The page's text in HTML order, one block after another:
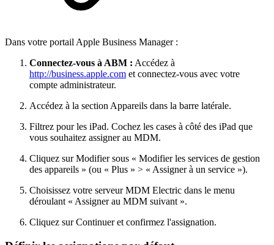
Dans votre portail Apple Business Manager :
Connectez-vous à ABM : Accédez à
http://business.apple.com et connectez-vous avec votre
compte administrateur.
Accédez à la section Appareils dans la barre latérale.
Filtrez pour les iPad. Cochez les cases à côté des iPad que
vous souhaitez assigner au MDM.
Cliquez sur Modifier sous « Modifier les services de gestion
des appareils » (ou « Plus » > « Assigner à un service »).
Choisissez votre serveur MDM Electric dans le menu
déroulant « Assigner au MDM suivant ».
Cliquez sur Continuer et confirmez l'assignation.